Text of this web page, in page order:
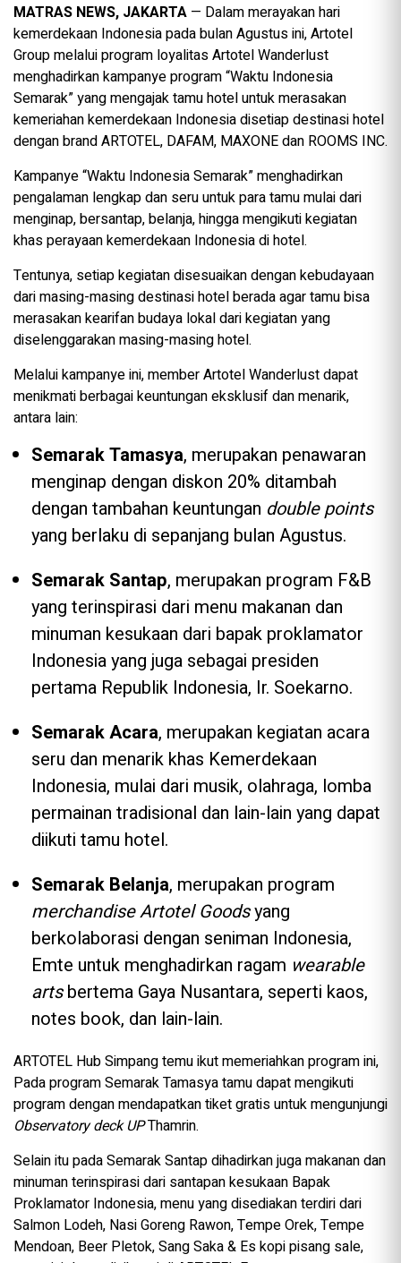
MATRAS NEWS, JAKARTA — Dalam merayakan hari
kemerdekaan Indonesia pada bulan Agustus ini, Artotel
Group melalui program loyalitas Artotel Wanderlust
menghadirkan kampanye program “Waktu Indonesia
Semarak” yang mengajak tamu hotel untuk merasakan
kemeriahan kemerdekaan Indonesia disetiap destinasi hotel
dengan brand ARTOTEL, DAFAM, MAXONE dan ROOMS INC.
Kampanye “Waktu Indonesia Semarak” menghadirkan
pengalaman lengkap dan seru untuk para tamu mulai dari
menginap, bersantap, belanja, hingga mengikuti kegiatan
khas perayaan kemerdekaan Indonesia di hotel.
Tentunya, setiap kegiatan disesuaikan dengan kebudayaan
dari masing-masing destinasi hotel berada agar tamu bisa
merasakan kearifan budaya lokal dari kegiatan yang
diselenggarakan masing-masing hotel.
Melalui kampanye ini, member Artotel Wanderlust dapat
menikmati berbagai keuntungan eksklusif dan menarik,
antara lain:
Semarak Tamasya, merupakan penawaran
menginap dengan diskon 20% ditambah
dengan tambahan keuntungan double points
yang berlaku di sepanjang bulan Agustus.
Semarak Santap, merupakan program F&B
yang terinspirasi dari menu makanan dan
minuman kesukaan dari bapak proklamator
Indonesia yang juga sebagai presiden
pertama Republik Indonesia, Ir. Soekarno.
Semarak Acara, merupakan kegiatan acara
seru dan menarik khas Kemerdekaan
Indonesia, mulai dari musik, olahraga, lomba
permainan tradisional dan lain-lain yang dapat
diikuti tamu hotel.
Semarak Belanja, merupakan program
merchandise Artotel Goodsyang
berkolaborasi dengan seniman Indonesia,
Emte untuk menghadirkan ragam wearable
artsbertema Gaya Nusantara, seperti kaos,
notes book, dan lain-lain.
ARTOTEL Hub Simpang temu ikut memeriahkan program ini,
Pada program Semarak Tamasya tamu dapat mengikuti
program dengan mendapatkan tiket gratis untuk mengunjungi
Observatory deck UPThamrin.
Selain itu pada Semarak Santap dihadirkan juga makanan dan
minuman terinspirasi dari santapan kesukaan Bapak
Proklamator Indonesia, menu yang disediakan terdiri dari
Salmon Lodeh, Nasi Goreng Rawon, Tempe Orek, Tempe
Mendoan, Beer Pletok, Sang Saka & Es kopi pisang sale,